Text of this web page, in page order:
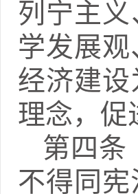
列宁主
学发展
经济建
理念，促
第四
不得同